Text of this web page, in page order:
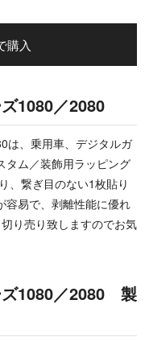
購入
1080／2080
、乗用車、デジタルガ
タム／装飾用ラッピング
、繋ぎ目のない1枚貼り
容易で、剥離性能に優れ
り売り致しますのでお気
1080／2080 製